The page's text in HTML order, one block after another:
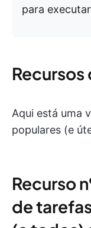
para
Recursos
Aqui está uma
populares (e
Recurso
de